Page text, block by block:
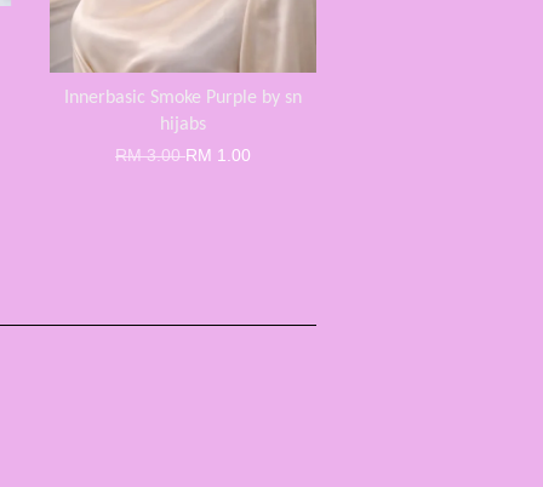
Innerbasic Smoke Purple by sn
hijabs
RM 3.00RM 1.00